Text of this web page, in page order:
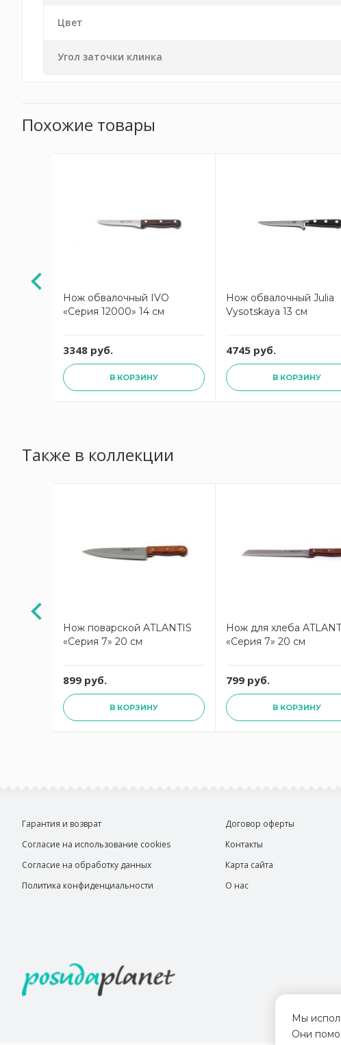
Цвет
Угол заточки клинка
Похожие товары
Нож обвалочный IVO
«Серия 12000» 14 см
3348 руб.
В КОРЗИНУ
Нож обвалочный Julia
Vysotskaya 13 см
4745 руб.
В КОРЗИНУ
Также в коллекции
Нож поварской ATLANTIS
«Серия 7» 20 см
899 руб.
В КОРЗИНУ
Нож для хлеба
«Серия 7» 20 см
799 руб.
В КОРЗИНУ
Гарантия и возврат
Согласие на использование cookies
Согласие на обработку данных
Политика конфиденциальности
Договор оферты
Контакты
Карта сайта
О нас
Мы
Они